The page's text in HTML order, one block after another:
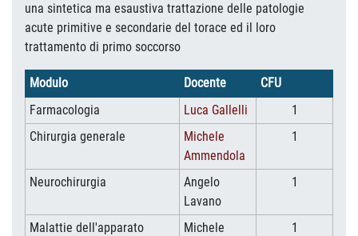
una sintetica ma esaustiva trattazione delle patologie
acute primitive e secondarie del torace ed il loro
trattamento di primo soccorso
Modulo Docente
CFU
Farmacologia
Luca Gallelli
1
Chirurgia generale
Michele
Ammendola
1
Neurochirurgia
Angelo
Lavano
1
Malattie dell'apparato
Michele
1